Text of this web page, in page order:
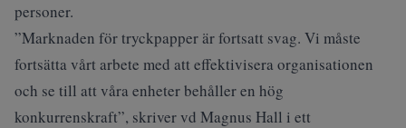
personer.
”Marknaden för tryckpapper är fortsatt svag. Vi måste
fortsätta vårt arbete med att effektivisera organisationen
och se till att våra enheter behåller en hög
konkurrenskraft”, skriver vd Magnus Hall i ett